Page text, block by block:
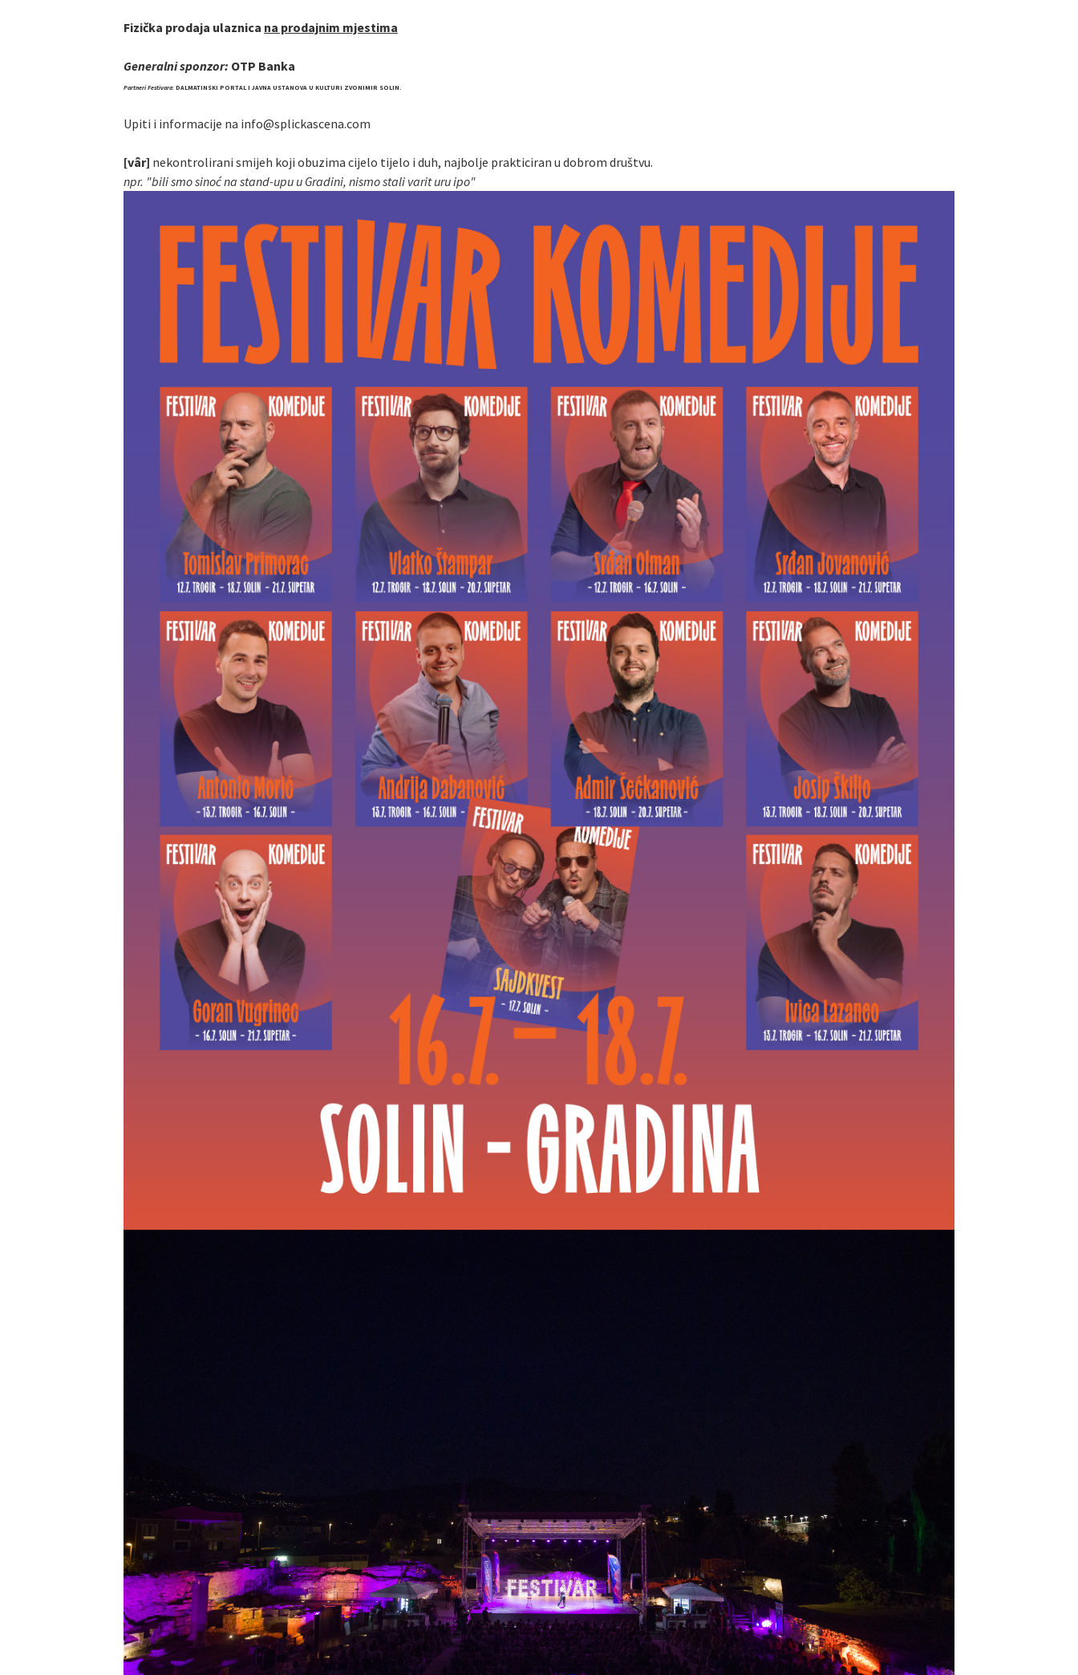
Fizička prodaja ulaznica na prodajnim mjestima
Generalni sponzor: OTP Banka
Partneri Festivara: DALMATINSKI PORTAL I JAVNA USTANOVA U KULTURI ZVONIMIR SOLIN.
Upiti i informacije na info@splickascena.com
[vâr] nekontrolirani smijeh koji obuzima cijelo tijelo i duh, najbolje prakticiran u dobrom društvu.
npr. "bili smo sinoć na stand-upu u Gradini, nismo stali varit uru ipo"